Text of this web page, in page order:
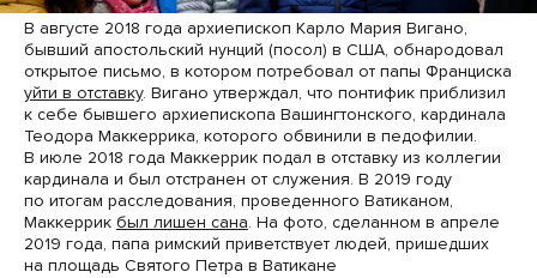
В августе 2018 года архиепископ Карло Мария Вигано,
бывший апостольский нунций (посол) в США, обнародовал
открытое письмо, в котором потребовал от папы Франциска
уйти в отставку. Вигано утверждал, что понтифик приблизил
к себе бывшего архиепископа Вашингтонского, кардинала
Теодора Маккеррика, которого обвинили в педофилии.
В июле 2018 года Маккеррик подал в отставку из коллегии
кардинала и был отстранен от служения. В 2019 году
по итогам расследования, проведенного Ватиканом,
Маккеррик был лишен сана. На фото, сделанном в апреле
2019 года, папа римский приветствует людей, пришедших
на площадь Святого Петра в Ватикане